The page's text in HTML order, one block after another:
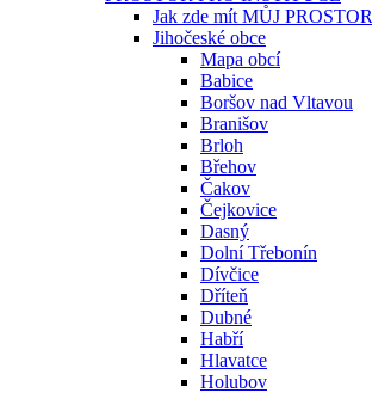
Jak zde mít MŮJ PROSTOR
Jihočeské obce
Mapa obcí
Babice
Boršov nad Vltavou
Branišov
Brloh
Břehov
Čakov
Čejkovice
Dasný
Dolní Třebonín
Dívčice
Dříteň
Dubné
Habří
Hlavatce
Holubov